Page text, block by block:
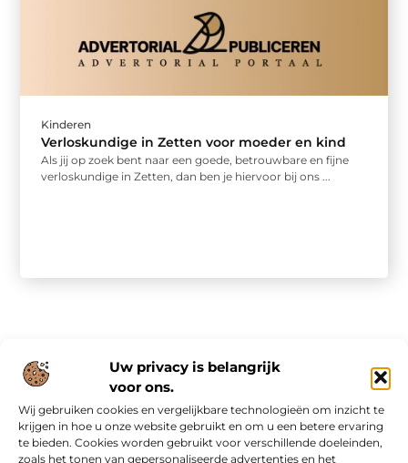
Uw privacy is belangrijk
voor ons.
Wij gebruiken cookies en vergelijkbare technologieën om inzicht te
krijgen in hoe u onze website gebruikt en om u een betere ervaring
te bieden. Cookies worden gebruikt voor verschillende doeleinden,
zoals het tonen van gepersonaliseerde advertenties en het
Kinderen
Verloskundige in Zetten voor moeder en kind
Als jij op zoek bent naar een goede, betrouwbare en fijne
verloskundige in Zetten, dan ben je hiervoor bij ons ...
Onze informatie